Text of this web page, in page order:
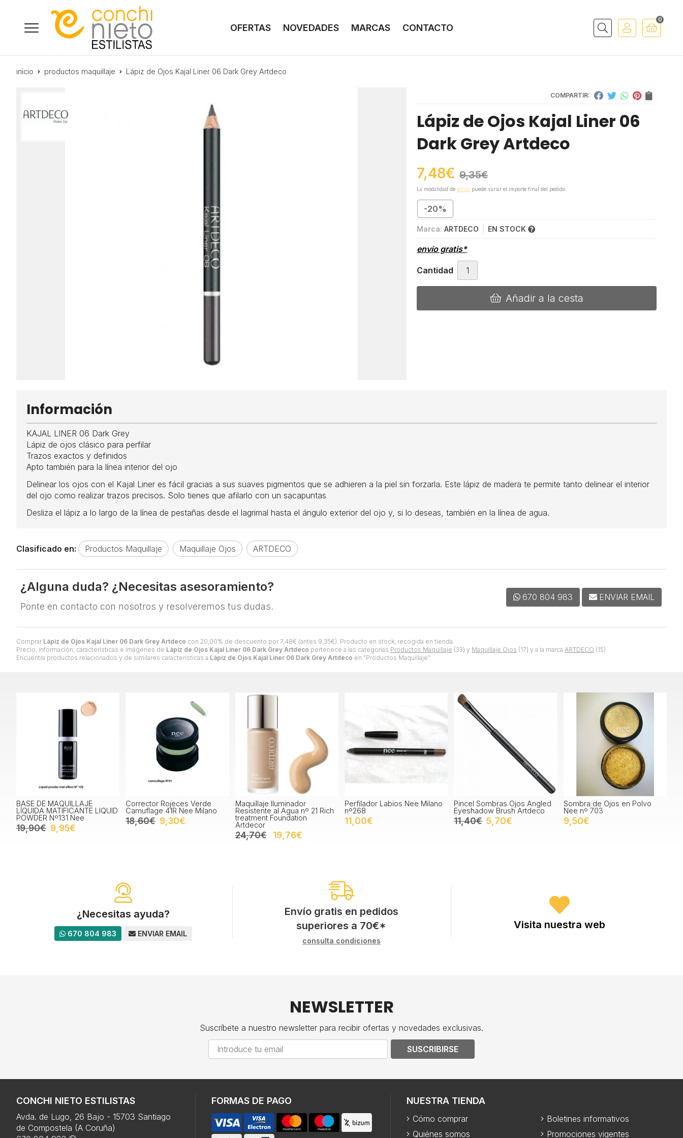
OFERTAS NOVEDADES MARCAS CONTACTO Buscar
0
inicio productos maquillaje Lápiz de Ojos Kajal Liner 06 Dark Grey Artdeco
COMPARTIR:
Lápiz de Ojos Kajal Liner 06
Dark Grey Artdeco
7,48€ 9,35€
La modalidad de envío puede variar el importe final del pedido.
-20%
Marca: ARTDECO EN STOCK
envío gratis*
Cantidad
Añadir a la cesta
Comprar Lápiz de Ojos Kajal Liner 06 Dark Grey Artdeco con 20,00% de descuento por 7,48€ (antes 9,35€). Producto en stock, recogida en tienda.
Precio, información, características e imágenes de Lápiz de Ojos Kajal Liner 06 Dark Grey Artdeco pertenece a las categorías Productos Maquillaje (33) y Maquillaje Ojos (17) y a la marca ARTDECO (15).
Encuentra productos relacionados y de similares características a Lápiz de Ojos Kajal Liner 06 Dark Grey Artdeco en "Productos Maquillaje".
Información
KAJAL LINER 06 Dark Grey
Lápiz de ojos clásico para perfilar
Trazos exactos y definidos
Apto también para la línea interior del ojo
Delinear los ojos con el Kajal Liner es fácil gracias a sus suaves pigmentos que se adhieren a la piel sin forzarla. Este lápiz de madera te permite tanto delinear el interior
del ojo como realizar trazos precisos. Solo tienes que afilarlo con un sacapuntas
Desliza el lápiz a lo largo de la línea de pestañas desde el lagrimal hasta el ángulo exterior del ojo y, si lo deseas, también en la línea de agua.
Clasificado en: Productos Maquillaje Maquillaje Ojos ARTDECO
¿Alguna duda? ¿Necesitas asesoramiento?
Ponte en contacto con nosotros y resolveremos tus dudas.
670 804 983 ENVIAR EMAIL
BASE DE MAQUILLAJE
LÍQUIDA MATIFICANTE LIQUID
POWDER Nº131 Nee
19,90€ 9,95€
Corrector Rojeces Verde
Camuflage 41R Nee Milano
18,60€ 9,30€
Maquillaje Iluminador
Resistente al Agua nº 21 Rich
treatment Foundation
Artdecor
24,70€ 19,76€
Perfilador Labios Nee Milano
nº268
11,00€
Pincel Sombras Ojos Angled
Eyeshadow Brush Artdeco
11,40€ 5,70€
Sombra de Ojos en Polvo
Nee nº 703
9,50€
¿Necesitas ayuda?
670 804 983 ENVIAR EMAIL
Envío gratis en pedidos
superiores a 70€*
consulta condiciones
Visita nuestra web
NEWSLETTER
Suscríbete a nuestro newsletter para recibir ofertas y novedades exclusivas.
SUSCRIBIRSE
CONCHI NIETO ESTILISTAS
Avda. de Lugo, 26 Bajo - 15703 Santiago
de Compostela (A Coruña)
FORMAS DE PAGO NUESTRA TIENDA
Cómo comprar
Quiénes somos
Boletines informativos
Promociones vigentes